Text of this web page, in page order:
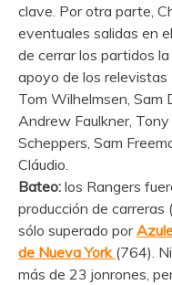
clave. Por otra parte,
eventuales salidas en
de cerrar los partidos
apoyo de los relevistas
Tom Wilhelmsen, Sam
Andrew Faulkner,
Scheppers, Sam
Cláudio.
Bateo: los Rangers
producción de carreras
sólo superado por
de Nueva York (764).
más de 23 jonrones,